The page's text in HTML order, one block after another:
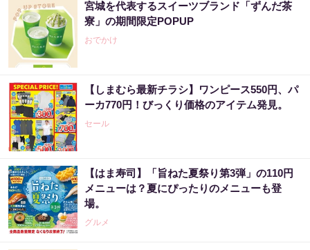
宮城を代表するスイーツブランド「ずんだ茶
寮」の期間限定POPUP
おでかけ
【しまむら最新チラシ】ワンピース550円、パ
ーカ770円！びっくり価格のアイテム発見。
セール
【はま寿司】「旨ねた夏祭り第3弾」の110円
メニューは？夏にぴったりのメニューも登
場。
グルメ